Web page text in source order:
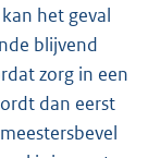
het geval
blijvend
zorg in een
dan eerst